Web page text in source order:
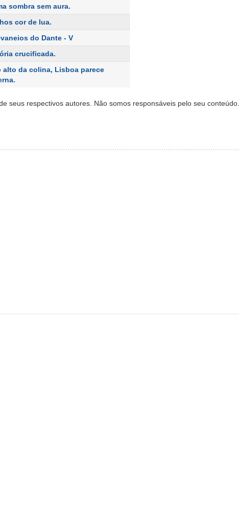
sombra sem aura.
cor de lua.
do Dante - V
crucificada.
alto da colina, Lisboa parece
seus respectivos autores. Não somos responsáveis pelo seu conteúdo.